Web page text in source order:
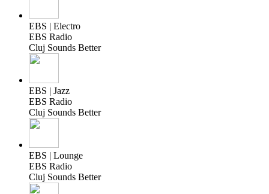
EBS | Electro
EBS Radio
Cluj Sounds Better
EBS | Jazz
EBS Radio
Cluj Sounds Better
EBS | Lounge
EBS Radio
Cluj Sounds Better